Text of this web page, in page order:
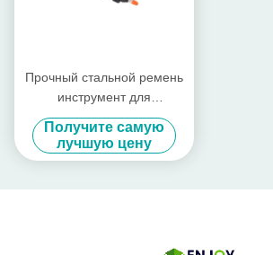
Прочный стальной ремень
инструмент для
промышленных
упаковочных потребностей
Получите самую
лучшую цену